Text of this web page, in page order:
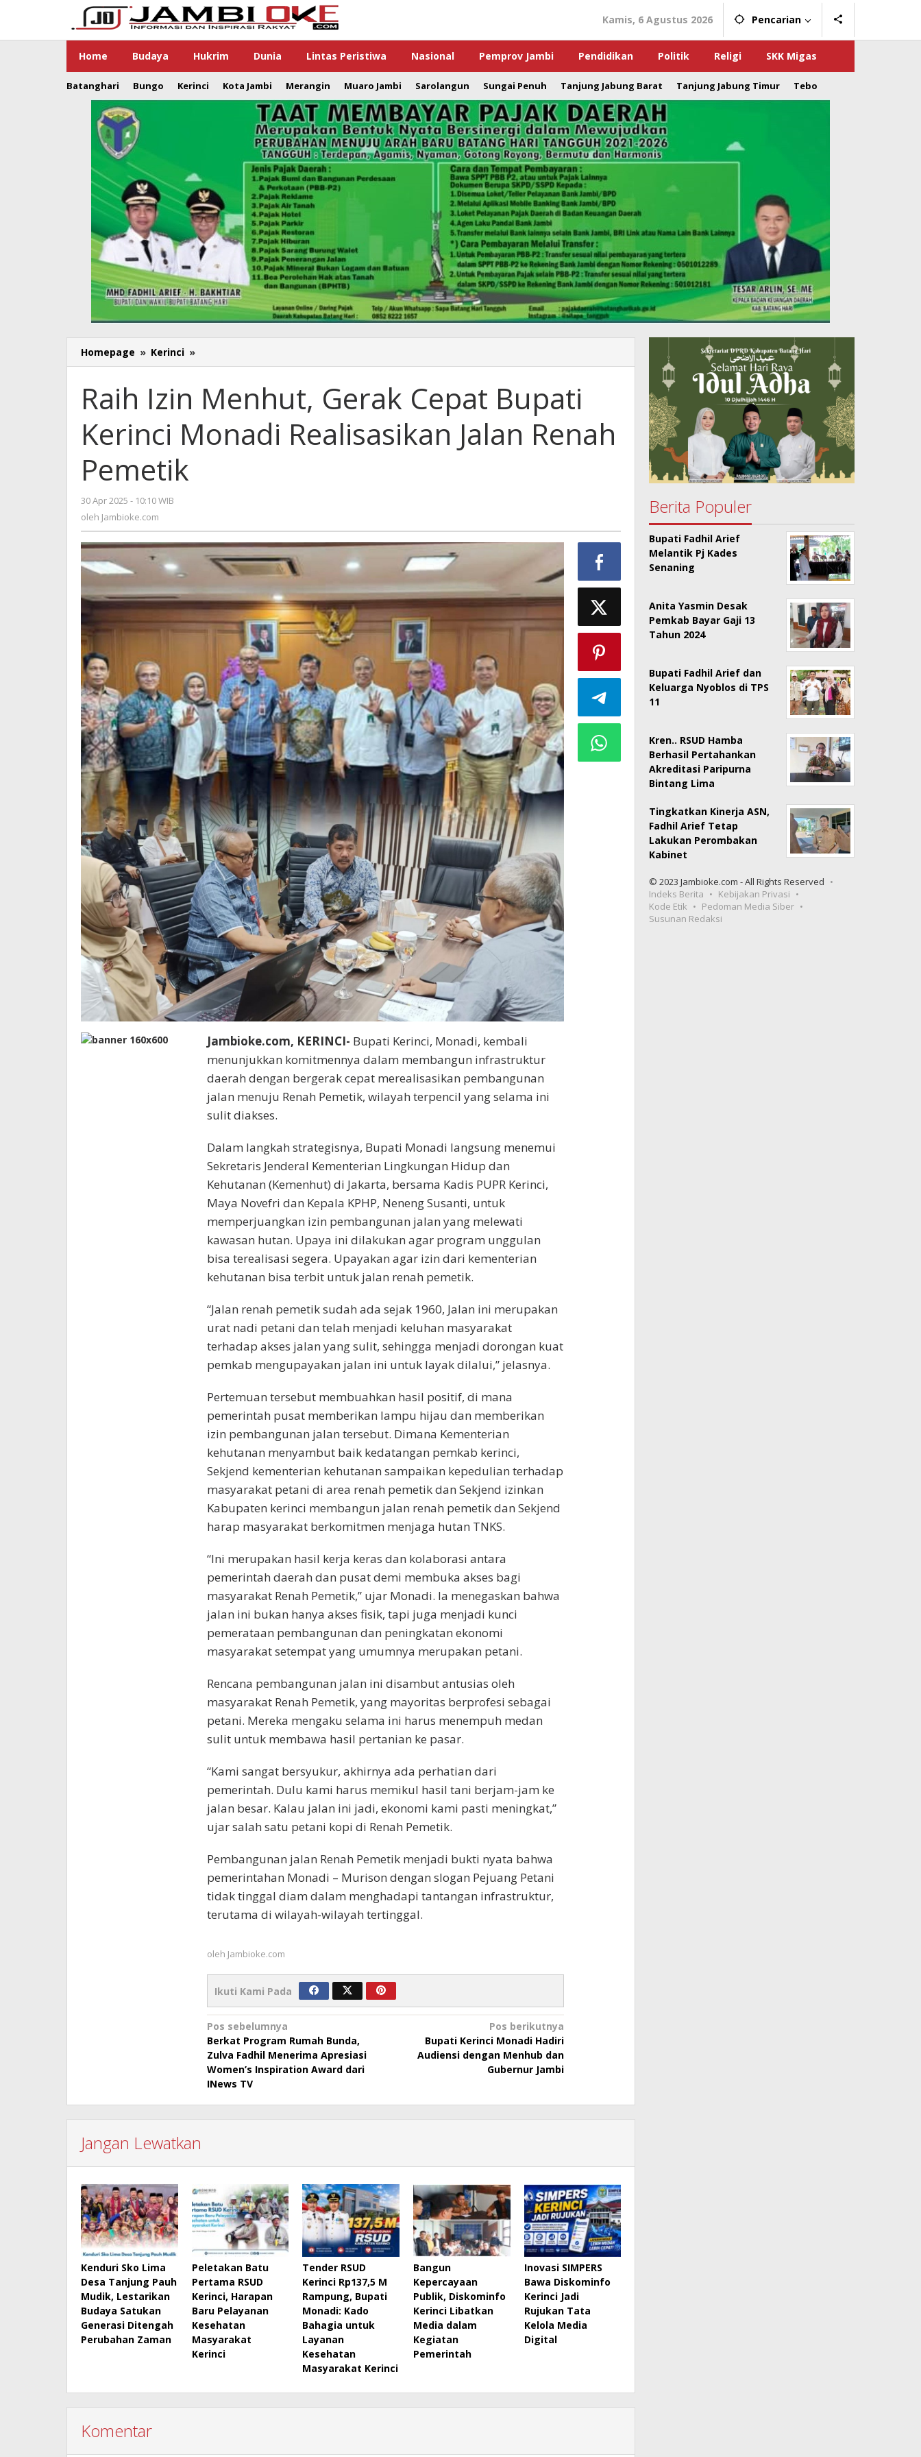
Kamis, 6 Agustus 2026 Pencarian
Home Budaya Hukrim Dunia Lintas Peristiwa Nasional Pemprov Jambi Pendidikan Politik Religi SKK Migas
Batanghari Bungo Kerinci Kota Jambi Merangin Muaro Jambi Sarolangun Sungai Penuh Tanjung Jabung Barat Tanjung Jabung Timur Tebo
Homepage » Kerinci »
Izin
Gerak
Cepat
Bupati
Kerinci
Raih Izin Menhut, Gerak Cepat Bupati
Kerinci Monadi Realisasikan Jalan Renah
Pemetik
30 Apr 2025 - 10:10 WIB
oleh Jambioke.com
Jambioke.com, KERINCI- Bupati Kerinci, Monadi, kembali
menunjukkan komitmennya dalam membangun infrastruktur
daerah dengan bergerak cepat merealisasikan pembangunan
jalan menuju Renah Pemetik, wilayah terpencil yang selama ini
sulit diakses.
Dalam langkah strategisnya, Bupati Monadi langsung menemui
Sekretaris Jenderal Kementerian Lingkungan Hidup dan
Kehutanan (Kemenhut) di Jakarta, bersama Kadis PUPR Kerinci,
Maya Novefri dan Kepala KPHP, Neneng Susanti, untuk
memperjuangkan izin pembangunan jalan yang melewati
kawasan hutan. Upaya ini dilakukan agar program unggulan
bisa terealisasi segera. Upayakan agar izin dari kementerian
kehutanan bisa terbit untuk jalan renah pemetik.
“Jalan renah pemetik sudah ada sejak 1960, Jalan ini merupakan
urat nadi petani dan telah menjadi keluhan masyarakat
terhadap akses jalan yang sulit, sehingga menjadi dorongan kuat
pemkab mengupayakan jalan ini untuk layak dilalui,” jelasnya.
Pertemuan tersebut membuahkan hasil positif, di mana
pemerintah pusat memberikan lampu hijau dan memberikan
izin pembangunan jalan tersebut. Dimana Kementerian
kehutanan menyambut baik kedatangan pemkab kerinci,
Sekjend kementerian kehutanan sampaikan kepedulian terhadap
masyarakat petani di area renah pemetik dan Sekjend izinkan
Kabupaten kerinci membangun jalan renah pemetik dan Sekjend
harap masyarakat berkomitmen menjaga hutan TNKS.
“Ini merupakan hasil kerja keras dan kolaborasi antara
pemerintah daerah dan pusat demi membuka akses bagi
masyarakat Renah Pemetik,” ujar Monadi. Ia menegaskan bahwa
jalan ini bukan hanya akses fisik, tapi juga menjadi kunci
pemerataan pembangunan dan peningkatan ekonomi
masyarakat setempat yang umumnya merupakan petani.
Rencana pembangunan jalan ini disambut antusias oleh
masyarakat Renah Pemetik, yang mayoritas berprofesi sebagai
petani. Mereka mengaku selama ini harus menempuh medan
sulit untuk membawa hasil pertanian ke pasar.
“Kami sangat bersyukur, akhirnya ada perhatian dari
pemerintah. Dulu kami harus memikul hasil tani berjam-jam ke
jalan besar. Kalau jalan ini jadi, ekonomi kami pasti meningkat,”
ujar salah satu petani kopi di Renah Pemetik.
Pembangunan jalan Renah Pemetik menjadi bukti nyata bahwa
pemerintahan Monadi – Murison dengan slogan Pejuang Petani
tidak tinggal diam dalam menghadapi tantangan infrastruktur,
terutama di wilayah-wilayah tertinggal.
oleh Jambioke.com
Ikuti Kami Pada
Navigasi
pos
Pos sebelumnya
Berkat Program Rumah Bunda,
Zulva Fadhil Menerima Apresiasi
Women’s Inspiration Award dari
INews TV
Pos berikutnya
Bupati Kerinci Monadi Hadiri
Audiensi dengan Menhub dan
Gubernur Jambi
Jangan Lewatkan
Kenduri Sko Lima
Desa Tanjung Pauh
Mudik, Lestarikan
Budaya Satukan
Generasi Ditengah
Perubahan Zaman
Peletakan Batu
Pertama RSUD
Kerinci, Harapan
Baru Pelayanan
Kesehatan
Masyarakat
Kerinci
Tender RSUD
Kerinci Rp137,5 M
Rampung, Bupati
Monadi: Kado
Bahagia untuk
Layanan
Kesehatan
Masyarakat Kerinci
Bangun
Kepercayaan
Publik, Diskominfo
Kerinci Libatkan
Media dalam
Kegiatan
Pemerintah
Inovasi SIMPERS
Bawa Diskominfo
Kerinci Jadi
Rujukan Tata
Kelola Media
Digital
Komentar
Berita Populer
Bupati Fadhil Arief
Melantik Pj Kades
Senaning
Anita Yasmin Desak
Pemkab Bayar Gaji 13
Tahun 2024
Bupati Fadhil Arief dan
Keluarga Nyoblos di TPS
11
Kren.. RSUD Hamba
Berhasil Pertahankan
Akreditasi Paripurna
Bintang Lima
Tingkatkan Kinerja ASN,
Fadhil Arief Tetap
Lakukan Perombakan
Kabinet
© 2023 Jambioke.com - All Rights Reserved
Indeks Berita
Kebijakan Privasi
Kode Etik
Pedoman Media Siber
Susunan Redaksi